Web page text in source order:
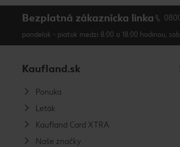
Bezplatná zákaznícka linka
pondelok - piatok medzi 8:00 a 18:00 hodinou,
Kaufland.sk
Ponuka
Leták
Kaufland Card XTRA
Naše značky